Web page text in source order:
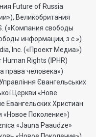
Future of Russia
Великобритания
(«Компания свободы
информации, з.с.»)
Inc. («Проект Медиа»)
Rights (IPHR)
права человека»)
Євангельських
Церкви «Нове
Евангельских Христиан
«Новое Поколение»)
«Jaunā Paaudze»